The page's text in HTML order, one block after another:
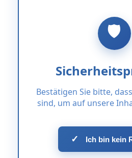
Bestätigen Sie bitte,
sind, um auf unsere
✓ Ich bin kein